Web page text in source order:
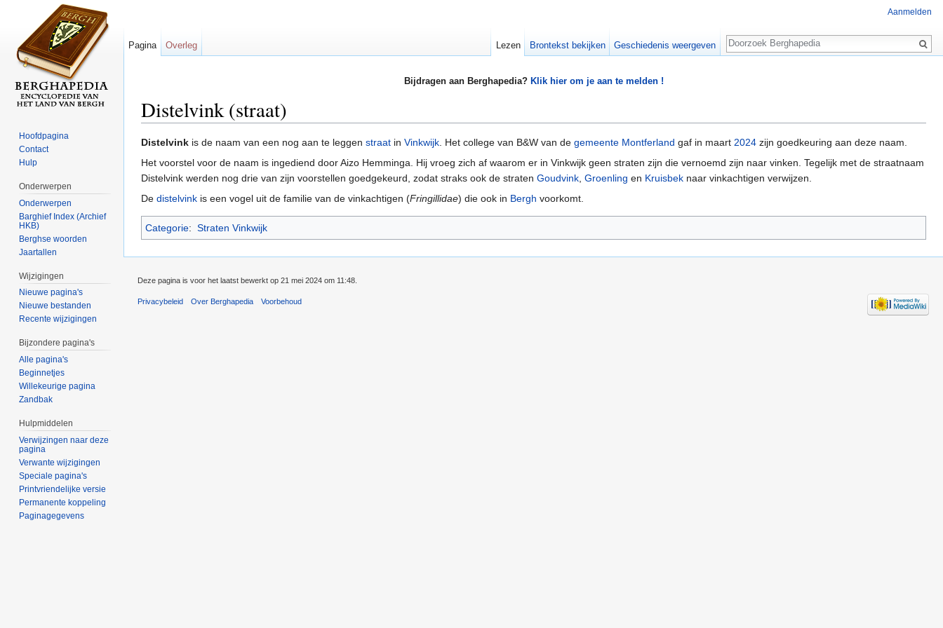
Bijdragen aan Berghapedia? Klik hier om je aan te melden !
Distelvink (straat)
Distelvink is de naam van een nog aan te leggen straat in Vinkwijk. Het college van B&W van de gemeente Montferland gaf in maart 2024 zijn goedkeuring aan deze naam.
Het voorstel voor de naam is ingediend door Aizo Hemminga. Hij vroeg zich af waarom er in Vinkwijk geen straten zijn die vernoemd zijn naar vinken. Tegelijk met de straatnaam
Distelvink werden nog drie van zijn voorstellen goedgekeurd, zodat straks ook de straten Goudvink, Groenling en Kruisbek naar vinkachtigen verwijzen.
De distelvink is een vogel uit de familie van de vinkachtigen (Fringillidae) die ook in Bergh voorkomt.
Categorie: Straten Vinkwijk
Aanmelden
Pagina Overleg Lezen Brontekst bekijken Geschiedenis weergeven
Zoeken
Hoofdpagina
Contact
Hulp
Onderwerpen
Onderwerpen
Barghief Index (Archief
HKB)
Berghse woorden
Jaartallen
Wijzigingen
Nieuwe pagina's
Nieuwe bestanden
Recente wijzigingen
Bijzondere pagina's
Alle pagina's
Beginnetjes
Willekeurige pagina
Zandbak
Hulpmiddelen
Verwijzingen naar deze
pagina
Verwante wijzigingen
Speciale pagina's
Printvriendelijke versie
Permanente koppeling
Paginagegevens
Deze pagina is voor het laatst bewerkt op 21 mei 2024 om 11:48.
Privacybeleid Over Berghapedia Voorbehoud